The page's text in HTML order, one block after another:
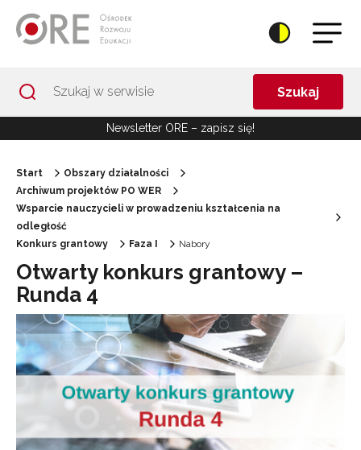
Szukaj
Newsletter ORE – zapisz się!
Start
Obszary działalności
Archiwum projektów PO WER
Wsparcie nauczycieli w prowadzeniu kształcenia na
odległość
Konkurs grantowy
Faza I Nabory
Otwarty konkurs grantowy –
Runda 4